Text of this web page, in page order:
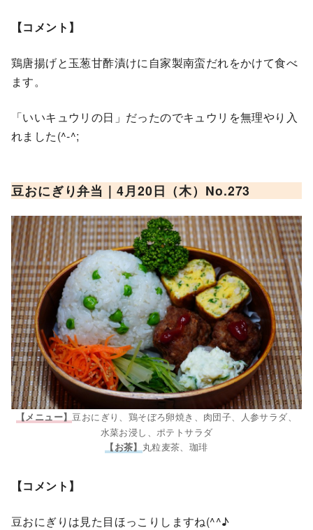
【コメント】
鶏唐揚げと玉葱甘酢漬けに自家製南蛮だれをかけて食べ
ます。
「いいキュウリの日」だったのでキュウリを無理やり入
れました(^-^;
豆おにぎり弁当｜4月20日（木）No.273
【メニュー】豆おにぎり、鶏そぼろ卵焼き、肉団子、人参サラダ、
水菜お浸し、ポテトサラダ
【お茶】 丸粒麦茶、珈琲
【コメント】
豆おにぎりは見た目ほっこりしますね(^^♪